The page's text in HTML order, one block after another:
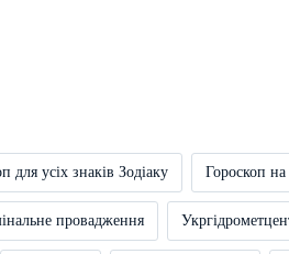
для усіх знаків Зодіаку Гороскоп на
провадження